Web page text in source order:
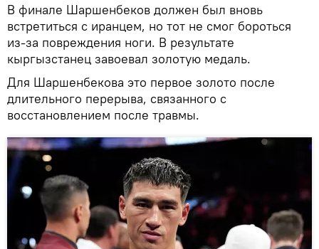
В финале Шаршенбеков должен был вновь
встретиться с иранцем, но тот не смог бороться
из-за повреждения ноги. В результате
кыргызстанец завоевал золотую медаль.
Для Шаршенбекова это первое золото после
длительного перерыва, связанного с
восстановлением после травмы.